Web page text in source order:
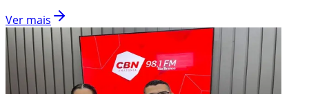
Ver mais